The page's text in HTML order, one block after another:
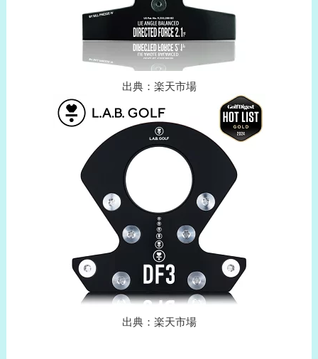
出典：楽天市場
出典：楽天市場